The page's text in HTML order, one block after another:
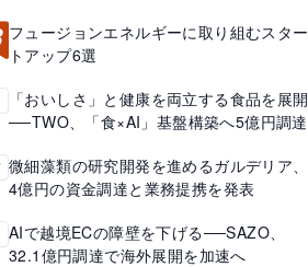
フュージョンエネルギーに取り組むスター
トアップ6選
「おいしさ」と健康を両立する食品を展開
──TWO、「食×AI」基盤構築へ5億円調達
微細藻類の研究開発を進めるガルデリア、
4億円の資金調達と業務提携を発表
AIで越境ECの障壁を下げる──SAZO、
32.1億円調達で海外展開を加速へ